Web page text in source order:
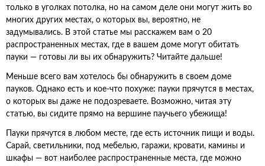
только в уголках потолка, но на самом деле они могут жить во
многих других местах, о которых вы, вероятно, не
задумывались. В этой статье мы расскажем вам о 20
распространенных местах, где в вашем доме могут обитать
пауки — готовы ли вы их обнаружить? Читайте дальше!
Меньше всего вам хотелось бы обнаружить в своем доме
пауков. Однако есть и кое-что похуже: пауки прячутся в местах,
о которых вы даже не подозреваете. Возможно, читая эту
статью, вы сидите прямо на вершине паучьего убежища!
Пауки прячутся в любом месте, где есть источник пищи и воды.
Сарай, светильники, под мебелью, гаражи, кровати, камины и
шкафы — вот наиболее распространенные места, где можно